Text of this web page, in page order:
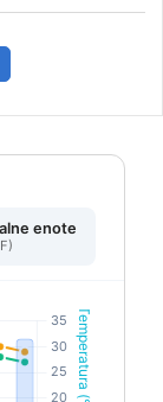
časa
Ker
enote